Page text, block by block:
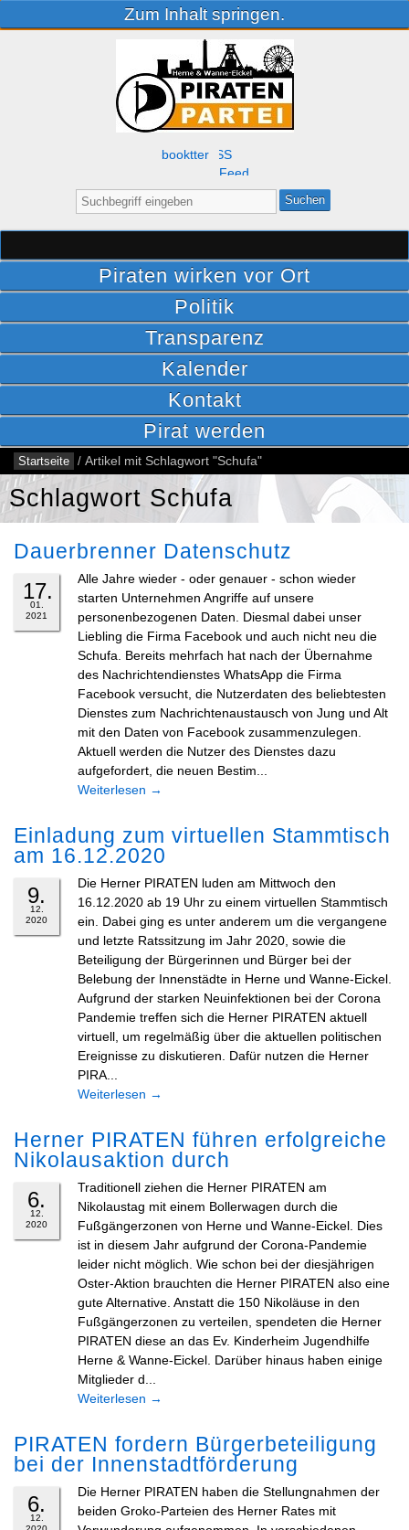
Zum Inhalt springen.
FacebookTwitterRSS
Feed
Suche
nach:
Piraten wirken vor Ort
Politik
Transparenz
Kalender
Kontakt
Pirat werden
Startseite / Artikel mit Schlagwort "Schufa"
Schlagwort Schufa
Dauerbrenner Datenschutz
17.
01.
2021
Alle Jahre wieder - oder genauer - schon wieder
starten Unternehmen Angriffe auf unsere
personenbezogenen Daten. Diesmal dabei unser
Liebling die Firma Facebook und auch nicht neu die
Schufa. Bereits mehrfach hat nach der Übernahme
des Nachrichtendienstes WhatsApp die Firma
Facebook versucht, die Nutzerdaten des beliebtesten
Dienstes zum Nachrichtenaustausch von Jung und Alt
mit den Daten von Facebook zusammenzulegen.
Aktuell werden die Nutzer des Dienstes dazu
aufgefordert, die neuen Bestim...
Weiterlesen →
Einladung zum virtuellen Stammtisch
am 16.12.2020
9.
12.
2020
Die Herner PIRATEN luden am Mittwoch den
16.12.2020 ab 19 Uhr zu einem virtuellen Stammtisch
ein. Dabei ging es unter anderem um die vergangene
und letzte Ratssitzung im Jahr 2020, sowie die
Beteiligung der Bürgerinnen und Bürger bei der
Belebung der Innenstädte in Herne und Wanne-Eickel.
Aufgrund der starken Neuinfektionen bei der Corona
Pandemie treffen sich die Herner PIRATEN aktuell
virtuell, um regelmäßig über die aktuellen politischen
Ereignisse zu diskutieren. Dafür nutzen die Herner
PIRA...
Weiterlesen →
Herner PIRATEN führen erfolgreiche
Nikolausaktion durch
6.
12.
2020
Traditionell ziehen die Herner PIRATEN am
Nikolaustag mit einem Bollerwagen durch die
Fußgängerzonen von Herne und Wanne-Eickel. Dies
ist in diesem Jahr aufgrund der Corona-Pandemie
leider nicht möglich. Wie schon bei der diesjährigen
Oster-Aktion brauchten die Herner PIRATEN also eine
gute Alternative. Anstatt die 150 Nikoläuse in den
Fußgängerzonen zu verteilen, spendeten die Herner
PIRATEN diese an das Ev. Kinderheim Jugendhilfe
Herne & Wanne-Eickel. Darüber hinaus haben einige
Mitglieder d...
Weiterlesen →
PIRATEN fordern Bürgerbeteiligung
bei der Innenstadtförderung
6.
12.
Die Herner PIRATEN haben die Stellungnahmen der
beiden Groko-Parteien des Herner Rates mit